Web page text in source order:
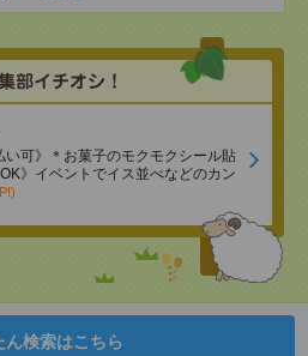
い可》＊お菓子のモクモクシール貼
》イベントでイス並べなどのカン
ん検索はこちら